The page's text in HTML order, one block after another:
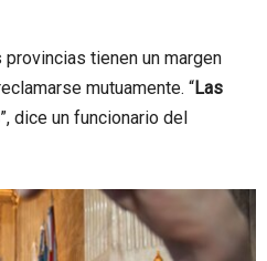
tienen un margen
mutuamente. “Las
”, dice un funcionario del